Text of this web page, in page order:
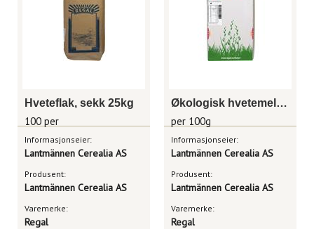
Hveteflak, sekk 25kg
100 per
Informasjonseier:
Lantmännen Cerealia AS
Produsent:
Lantmännen Cerealia AS
Varemerke:
Regal
Økologisk hvetemel bakeri, sekk 25kg
per 100g
Informasjonseier:
Lantmännen Cerealia AS
Produsent:
Lantmännen Cerealia AS
Varemerke:
Regal